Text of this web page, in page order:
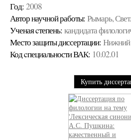
Год: 2008
Автор научной работы: Рымарь,
Ученая cтепень: кандидата
Место защиты диссертации: Нижний
Код cпециальности ВАК: 10.02.01
Купить